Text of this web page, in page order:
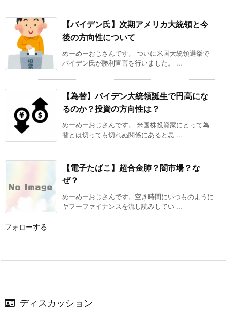
【バイデン氏】次期アメリカ大統領と今
後の方向性について
めーめーおじさんです。 ついに米国大統領選挙で
バイデン氏が勝利宣言を行いました。 ...
【為替】バイデン大統領誕生で円高にな
るのか？投資の方向性は？
めーめーおじさんです。 米国株投資家にとって為
替とは切っても切れぬ関係にあると思 ...
【電子たばこ】超合金肺？闇市場？な
ぜ？
めーめーおじさんです。空き時間にいつものように
ヤフーファイナンスを流し読みしてい ...
フォローする
ディスカッション